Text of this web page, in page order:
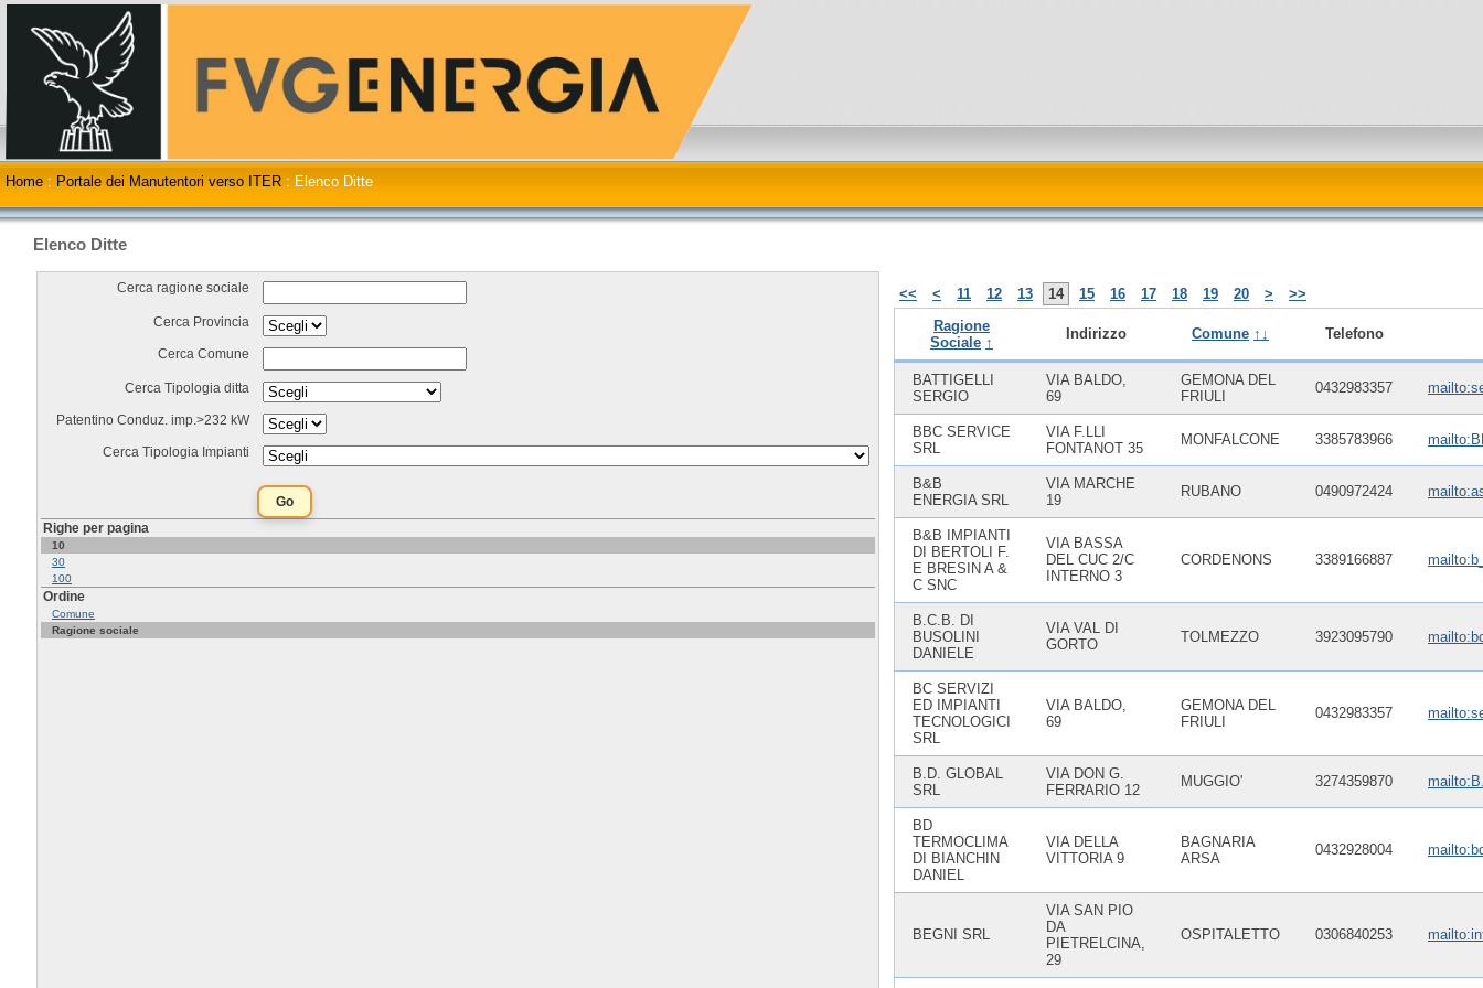
Home : Portale dei Manutentori verso ITER : Elenco Ditte
Elenco Ditte
Cerca ragione sociale
Cerca Provincia
Cerca Comune
Cerca Tipologia ditta
Patentino Conduz. imp.>232 kW
Cerca Tipologia Impianti
Righe per pagina
10
30
100
Ordine
Comune
Ragione sociale
<< < 11 12 13 14 15 16 17 18 19 20 >
>>
Ragione
Sociale ↑
Indirizzo Comune ↑↓ Telefono
BATTIGELLI
SERGIO
VIA BALDO,
69
GEMONA DEL
FRIULI
0432983357
BBC SERVICE
SRL
VIA F.LLI
FONTANOT 35
MONFALCONE 3385783966
B&B
ENERGIA SRL
VIA MARCHE
19
RUBANO 0490972424
B&B IMPIANTI
DI BERTOLI F.
E BRESIN A &
C SNC
VIA BASSA
DEL CUC 2/C
INTERNO 3
CORDENONS 3389166887
B.C.B. DI
BUSOLINI
DANIELE
VIA VAL DI
GORTO
TOLMEZZO 3923095790
BC SERVIZI
ED IMPIANTI
TECNOLOGICI
SRL
VIA BALDO,
69
GEMONA DEL
FRIULI
0432983357
B.D. GLOBAL
SRL
VIA DON G.
FERRARIO 12
MUGGIO' 3274359870
BD
TERMOCLIMA
DI BIANCHIN
DANIEL
VIA DELLA
VITTORIA 9
BAGNARIA
ARSA
0432928004
BEGNI SRL
VIA SAN PIO
DA
PIETRELCINA,
29
OSPITALETTO 0306840253